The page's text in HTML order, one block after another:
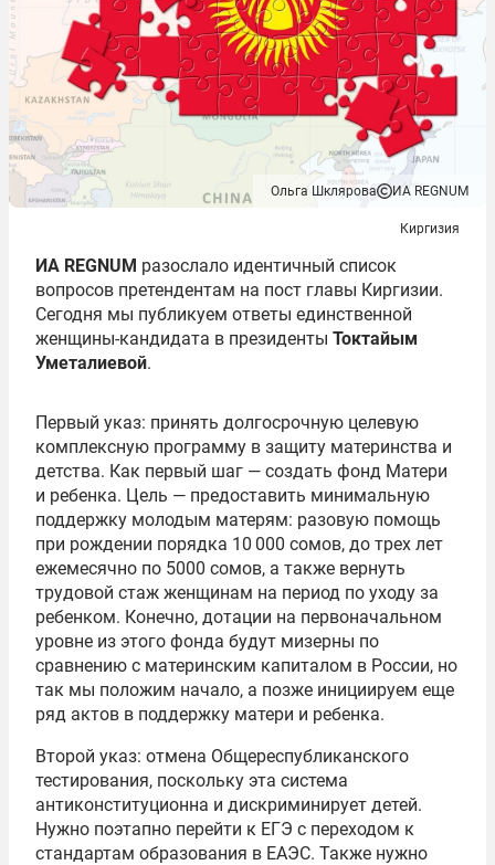
Ольга Шклярова ИА REGNUM
Киргизия
ИА REGNUM разослало идентичный список
вопросов претендентам на пост главы Киргизии.
Сегодня мы публикуем ответы единственной
женщины-кандидата в президенты Токтайым
Уметалиевой.
Первый указ: принять долгосрочную целевую
комплексную программу в защиту материнства и
детства. Как первый шаг — создать фонд Матери
и ребенка. Цель — предоставить минимальную
поддержку молодым матерям: разовую помощь
при рождении порядка 10 000 сомов, до трех лет
ежемесячно по 5000 сомов, а также вернуть
трудовой стаж женщинам на период по уходу за
ребенком. Конечно, дотации на первоначальном
уровне из этого фонда будут мизерны по
сравнению с материнским капиталом в России, но
так мы положим начало, а позже инициируем еще
ряд актов в поддержку матери и ребенка.
Второй указ: отмена Общереспубликанского
тестирования, поскольку эта система
антиконституционна и дискриминирует детей.
Нужно поэтапно перейти к ЕГЭ с переходом к
стандартам образования в ЕАЭС. Также нужно